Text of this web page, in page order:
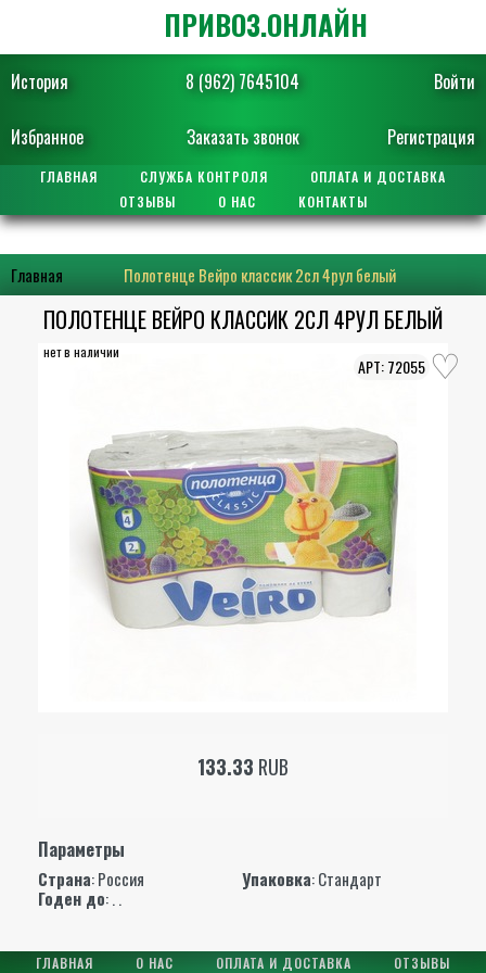
История 8 (962) 7645104 Войти
Избранное Заказать звонок Регистрация
ПРИВОЗ.ОНЛАЙН
ГЛАВНАЯ СЛУЖБА КОНТРОЛЯ
ОПЛАТА И ДОСТАВКА
ОТЗЫВЫ
О НАС КОНТАКТЫ
Главная Полотенце Вейро классик 2сл 4рул белый
ПОЛОТЕНЦЕ ВЕЙРО КЛАССИК 2СЛ 4РУЛ БЕЛЫЙ
нет в наличии
72055
133.33 RUB
Параметры
Страна: Россия Упаковка: Стандарт
Годен до: . .
ГЛАВНАЯ О НАС ОПЛАТА И ДОСТАВКА ОТЗЫВЫ